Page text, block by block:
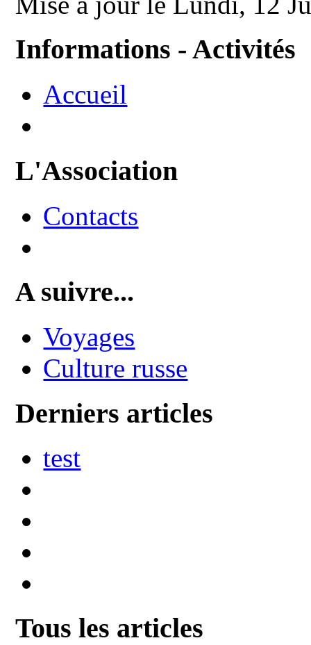
Informations - Activités
Accueil
L'Association
Contacts
A suivre...
Voyages
Culture russe
Derniers articles
test
Tous les articles